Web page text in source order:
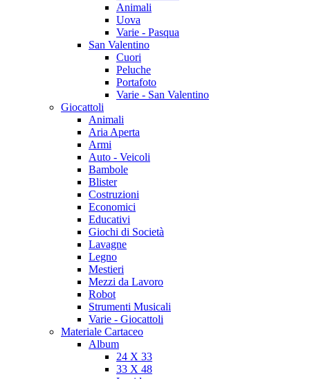
Animali
Uova
Varie - Pasqua
San Valentino
Cuori
Peluche
Portafoto
Varie - San Valentino
Giocattoli
Animali
Aria Aperta
Armi
Auto - Veicoli
Bambole
Blister
Costruzioni
Economici
Educativi
Giochi di Società
Lavagne
Legno
Mestieri
Mezzi da Lavoro
Robot
Strumenti Musicali
Varie - Giocattoli
Materiale Cartaceo
Album
24 X 33
33 X 48